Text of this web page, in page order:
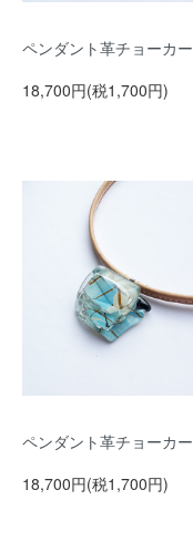
ペンダント革チョーカー
18,700円(税1,700円)
ペンダント革チョーカー
18,700円(税1,700円)